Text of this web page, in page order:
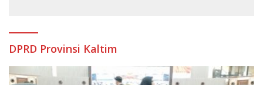
DPRD Provinsi Kaltim